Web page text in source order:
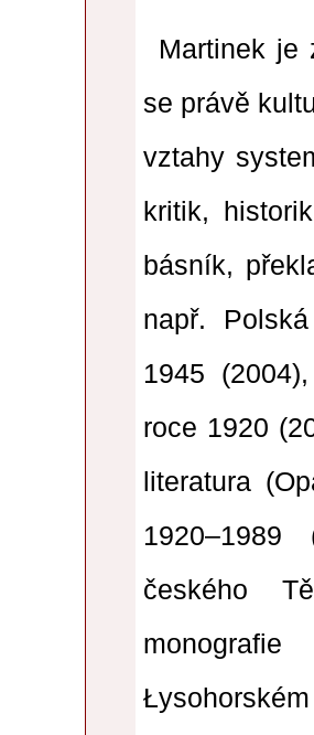
Martinek je
se právě
vztahy
kritik,
básník,
např.
1945
roce 1920
literatura
českého